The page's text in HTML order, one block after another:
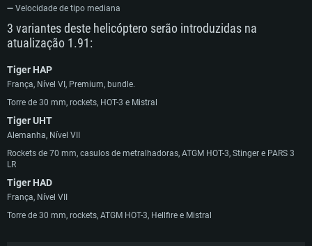
➖ Velocidade de tipo mediana
3 variantes deste helicóptero serão introduzidas na
atualização 1.91:
Tiger HAP
França, Nível VI, Premium, bundle.
Torre de 30 mm, rockets, HOT-3 e Mistral
Tiger UHT
Alemanha, Nível VII
Rockets de 70 mm, casulos de metralhadoras, ATGM HOT-3, Stinger e PARS 3
LR
Tiger HAD
França, Nível VII
Torre de 30 mm, rockets, ATGM HOT-3, Hellfire e Mistral